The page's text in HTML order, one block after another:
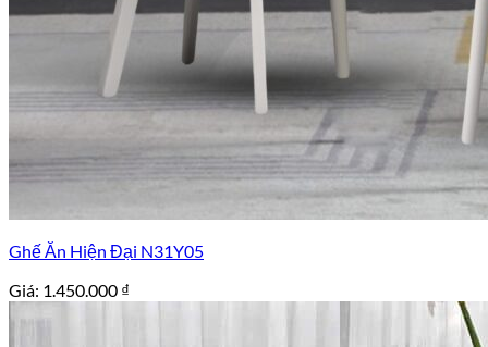
Ghế Ăn Hiện Đại N31Y05
Giá: 1.450.000 ₫